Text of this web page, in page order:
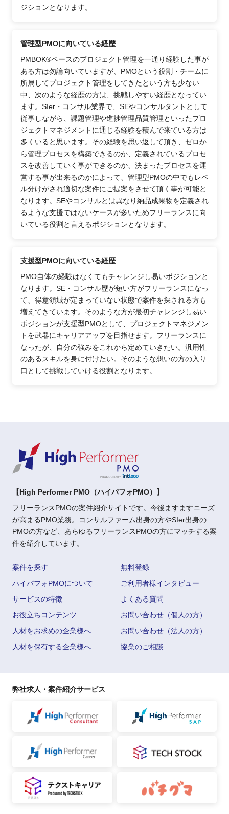
ジションとなります。
管理型PMOに向いている経歴
PMBOK®ベースのプロジェクト管理を一通り経験した事が
ある方は勿論向いていますが、PMOという役割・チームに
所属してプロジェクト管理をしてきたという方も少ない
中、次のような経歴の方は、挑戦しやすい経歴となってい
ます。SIer・コンサル業界で、SEやコンサルタントとして
従事しながら、課題管理や進捗管理品質管理といったプロ
ジェクトマネジメントに通じる経験を積んで来ている方は
多くいると思います。その経験を思い返して頂き、ゼロか
ら管理プロセスを構築できるのか、定義されているプロセ
スを改善していく事ができるのか、決まったプロセスを運
営する事が出来るのかによって、管理型PMOの中でもレベ
ル分けがされ適切な案件にご提案をさせて頂く事が可能と
なります。SEやコンサルとは異なり納品成果物を定義され
るような支援ではないケースが多いためフリーランスに向
いている役割と言えるポジションとなります。
支援型PMOに向いている経歴
PMO自体の経験はなくてもチャレンジし易いポジションと
なります。SE・コンサル歴が短い方がフリーランスになっ
て、得意領域が定まっていない状態で案件を探される方も
増えてきています。そのような方が最初チャレンジし易い
ポジションが支援型PMOとして、プロジェクトマネジメン
トを武器にキャリアアップを目指せます。フリーランスに
なったが、自分の強みをこれから定めていきたい。汎用性
のあるスキルを身に付けたい。そのような想いの方の入り
口として挑戦していける役割となります。
【High Performer PMO（ハイパフォPMO）】
フリーランスPMOの案件紹介サイトです。今後ますますニーズ
が高まるPMO業務。コンサルファーム出身の方やSIer出身の
PMOの方など、あらゆるフリーランスPMOの方にマッチする案
件を紹介しています。
案件を探す
無料登録
ハイパフォPMOについて
ご利用者様インタビュー
サービスの特徴
よくある質問
お役立ちコンテンツ
お問い合わせ（個人の方）
人材をお求めの企業様へ
お問い合わせ（法人の方）
人材を保有する企業様へ
協業のご相談
弊社求人・案件紹介サービス